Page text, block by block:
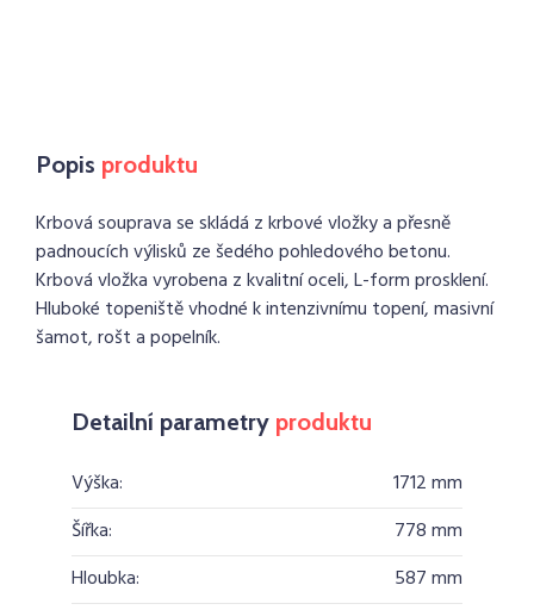
Popis produktu
Krbová souprava se skládá z krbové vložky a přesně
padnoucích výlisků ze šedého pohledového betonu.
Krbová vložka vyrobena z kvalitní oceli, L-form prosklení.
Hluboké topeniště vhodné k intenzivnímu topení, masivní
šamot, rošt a popelník.
Detailní parametry produktu
Výška:
1712 mm
Šířka:
778 mm
Hloubka:
587 mm